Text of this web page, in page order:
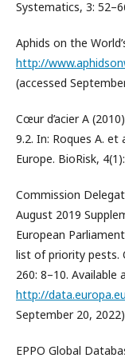
Systematics, 3:
Aphids on the
http://
(accessed
Cœur d’acier A
9.2. In: Roques A.
Europe. BioRisk,
Commission
August 2019
European
list of priority pests.
260: 8–10. Available
http://
September 20,
EPPO Global